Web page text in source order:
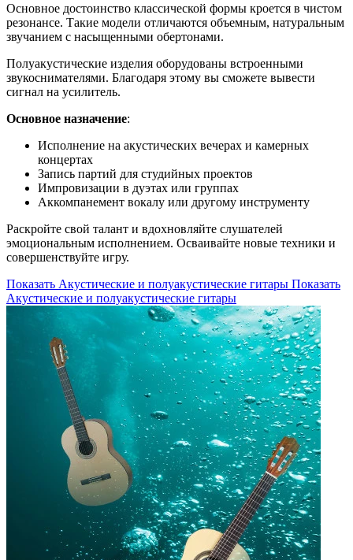
Основное достоинство классической формы кроется в чистом
резонансе. Такие модели отличаются объемным, натуральным
звучанием с насыщенными обертонами.
Полуакустические изделия оборудованы встроенными
звукоснимателями. Благодаря этому вы сможете вывести
сигнал на усилитель.
Основное назначение:
Исполнение на акустических вечерах и камерных
концертах
Запись партий для студийных проектов
Импровизации в дуэтах или группах
Аккомпанемент вокалу или другому инструменту
Раскройте свой талант и вдохновляйте слушателей
эмоциональным исполнением. Осваивайте новые техники и
совершенствуйте игру.
Показать Акустические и полуакустические гитары Показать
Акустические и полуакустические гитары